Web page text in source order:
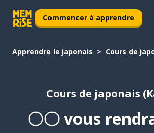
Commencer à apprendre
Apprendre le japonais Cours de
Cours de japonais
〇〇 vous